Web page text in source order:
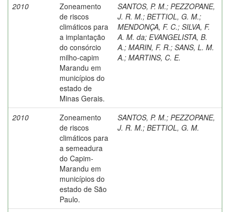
2010
Zoneamento
de riscos
climáticos para
a implantação
do consórcio
milho-capim
Marandu em
municípios do
estado de
Minas Gerais.
SANTOS, P. M.; PEZZOPANE,
J. R. M.; BETTIOL, G. M.;
MENDONÇA, F. C.; SILVA, F.
A. M. da; EVANGELISTA, B.
A.; MARIN, F. R.; SANS, L. M.
A.; MARTINS, C. E.
2010
Zoneamento
de riscos
climáticos para
a semeadura
do Capim-
Marandu em
municípios do
estado de São
Paulo.
SANTOS, P. M.; PEZZOPANE,
J. R. M.; BETTIOL, G. M.